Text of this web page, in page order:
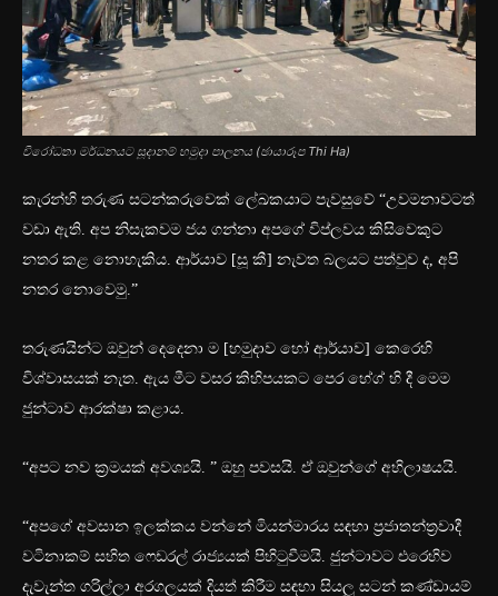
විරෝධතා මර්ධනයට සූදානම් හමුදා පාලනය (ඡායාරූප Thi Ha)
කැරන්හි තරුණ සටන්කරුවෙක් ලේඛකයාට පැවසුවේ “උවමනාවටත්
වඩා ඇති. අප නිසැකවම ජය ගන්නා අපගේ විප්ලවය කිසිවෙකුට
නතර කළ නොහැකිය. ආර්යාව [සූ කී] නැවත බලයට පත්වුව ද, අපි
නතර නොවෙමු.”
තරුණයින්ට ඔවුන් දෙදෙනා ම [හමුදාව හෝ ආර්යාව] කෙරෙහි
විශ්වාසයක් නැත. ඇය මීට වසර කිහිපයකට පෙර හේග් හි දී මෙම
ජුන්ටාව ආරක්ෂා කළාය.
“අපට නව ක්‍රමයක් අවශ්‍යයි. ” ඔහු පවසයි. ඒ ඔවුන්ගේ අභිලාෂයයි.
“අපගේ අවසාන ඉලක්කය වන්නේ මියන්මාරය සඳහා ප්‍රජාතන්ත්‍රවාදී
වටිනාකම් සහිත ෆෙඩරල් රාජ්‍යයක් පිහිටුවීමයි. ජුන්ටාවට එරෙහිව
දැවැන්ත ගරිල්ලා අරගලයක් දියත් කිරීම සඳහා සියලු සටන් කණ්ඩායම්